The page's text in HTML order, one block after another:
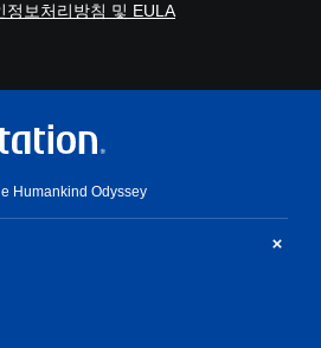
정보처리방침 및 EULA
Humankind Odyssey